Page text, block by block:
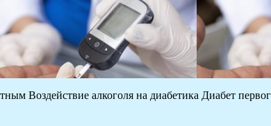
Воздействие алкоголя на диабетика Диабет